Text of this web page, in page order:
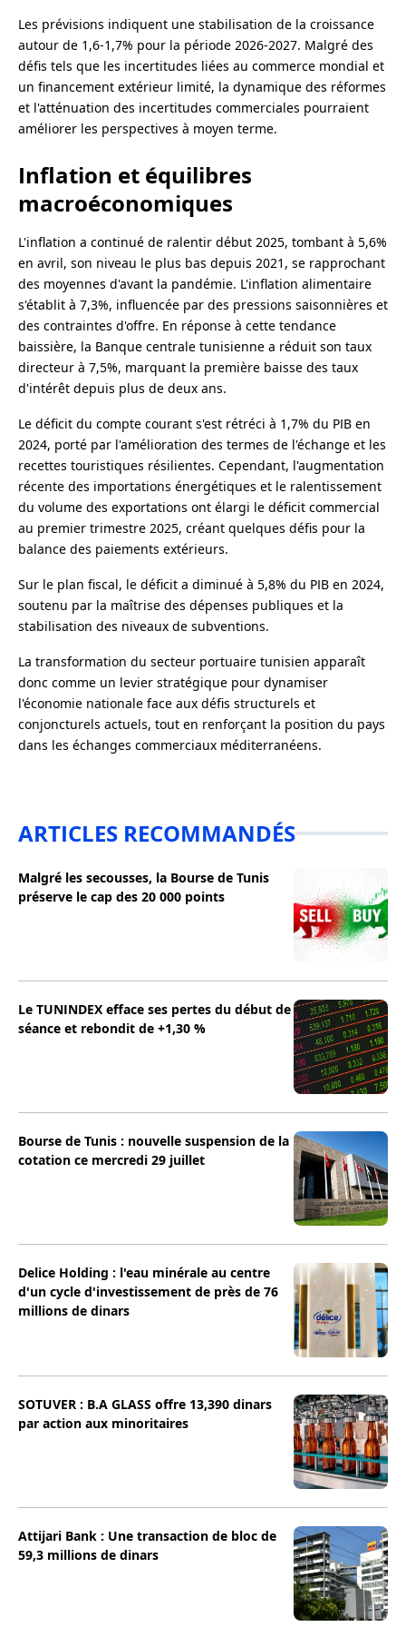
Les prévisions indiquent une stabilisation de la croissance
autour de 1,6-1,7% pour la période 2026-2027. Malgré des
défis tels que les incertitudes liées au commerce mondial et
un financement extérieur limité, la dynamique des réformes
et l'atténuation des incertitudes commerciales pourraient
améliorer les perspectives à moyen terme.
Inflation et équilibres
macroéconomiques
L'inflation a continué de ralentir début 2025, tombant à 5,6%
en avril, son niveau le plus bas depuis 2021, se rapprochant
des moyennes d'avant la pandémie. L'inflation alimentaire
s'établit à 7,3%, influencée par des pressions saisonnières et
des contraintes d'offre. En réponse à cette tendance
baissière, la Banque centrale tunisienne a réduit son taux
directeur à 7,5%, marquant la première baisse des taux
d'intérêt depuis plus de deux ans.
Le déficit du compte courant s'est rétréci à 1,7% du PIB en
2024, porté par l'amélioration des termes de l'échange et les
recettes touristiques résilientes. Cependant, l'augmentation
récente des importations énergétiques et le ralentissement
du volume des exportations ont élargi le déficit commercial
au premier trimestre 2025, créant quelques défis pour la
balance des paiements extérieurs.
Sur le plan fiscal, le déficit a diminué à 5,8% du PIB en 2024,
soutenu par la maîtrise des dépenses publiques et la
stabilisation des niveaux de subventions.
La transformation du secteur portuaire tunisien apparaît
donc comme un levier stratégique pour dynamiser
l'économie nationale face aux défis structurels et
conjoncturels actuels, tout en renforçant la position du pays
dans les échanges commerciaux méditerranéens.
ARTICLES RECOMMANDÉS
Malgré les secousses, la Bourse de Tunis
préserve le cap des 20 000 points
Le TUNINDEX efface ses pertes du début de
séance et rebondit de +1,30 %
Bourse de Tunis : nouvelle suspension de la
cotation ce mercredi 29 juillet
Delice Holding : l'eau minérale au centre
d'un cycle d'investissement de près de 76
millions de dinars
SOTUVER : B.A GLASS offre 13,390 dinars
par action aux minoritaires
Attijari Bank : Une transaction de bloc de
59,3 millions de dinars